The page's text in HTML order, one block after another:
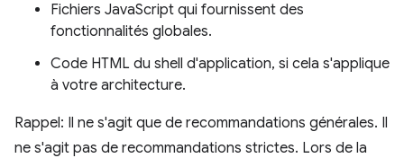
Fichiers JavaScript qui fournissent des
fonctionnalités globales.
Code HTML du shell d'application, si cela s'applique
à votre architecture.
Rappel: Il ne s'agit que de recommandations générales. Il
ne s'agit pas de recommandations strictes. Lors de la